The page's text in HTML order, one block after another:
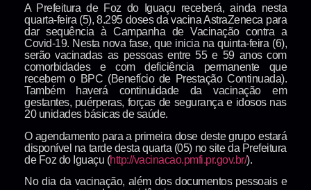
A Prefeitura de Foz do Iguaçu receberá, ainda nesta
quarta-feira (5), 8.295 doses da vacina AstraZeneca para
dar sequência à Campanha de Vacinação contra a
Covid-19. Nesta nova fase, que inicia na quinta-feira (6),
serão vacinadas as pessoas entre 55 e 59 anos com
comorbidades e com deficiência permanente que
recebem o BPC (Benefício de Prestação Continuada).
Também haverá continuidade da vacinação em
gestantes, puérperas, forças de segurança e idosos nas
20 unidades básicas de saúde.
O agendamento para a primeira dose deste grupo estará
disponível na tarde desta quarta (05) no site da Prefeitura
de Foz do Iguaçu (http://vacinacao.pmfi.pr.gov.br/).
No dia da vacinação, além dos documentos pessoais e